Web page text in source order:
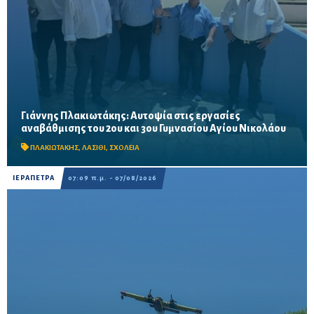
Γιάννης Πλακιωτάκης: Αυτοψία στις εργασίες
αναβάθμισης του 2ου και 3ου Γυμνασίου Αγίου Νικολάου
ΠΛΑΚΙΩΤΑΚΗΣ, ΛΑΣΙΘΙ, ΣΧΟΛΕΙΑ
Οι παρεμβάσεις του προγράμματος «Μαριέττα Γιαννάκου»
αναμένεται να ολοκληρωθούν πριν από τη νέα σχολική χρονιά –
Προβλέπονται ανακαινίσεις αιθουσών, αύλειων και...
ΙΕΡΑΠΕΤΡΑ 07:09 π.μ. - 07/08/2026